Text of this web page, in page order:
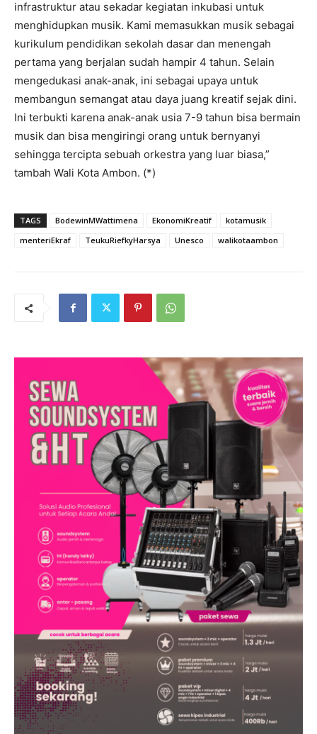
infrastruktur atau sekadar kegiatan inkubasi untuk
menghidupkan musik. Kami memasukkan musik sebagai
kurikulum pendidikan sekolah dasar dan menengah
pertama yang berjalan sudah hampir 4 tahun. Selain
mengedukasi anak-anak, ini sebagai upaya untuk
membangun semangat atau daya juang kreatif sejak dini.
Ini terbukti karena anak-anak usia 7-9 tahun bisa bermain
musik dan bisa mengiringi orang untuk bernyanyi
sehingga tercipta sebuah orkestra yang luar biasa,”
tambah Wali Kota Ambon. (*)
TAGS BodewinMWattimena EkonomiKreatif
kotamusik
menteriEkraf
TeukuRiefkyHarsya Unesco walikotaambon